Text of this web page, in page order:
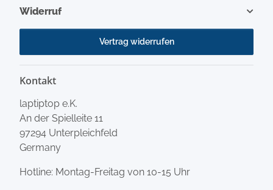
Widerruf
Vertrag widerrufen
Kontakt
laptiptop e.K.
An der Spielleite 11
97294 Unterpleichfeld
Germany
Hotline: Montag-Freitag von 10-15 Uhr